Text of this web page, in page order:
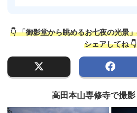
👇 「御影堂から眺めるお七夜の光景
シェアしてね 👇
高田本山専修寺で撮